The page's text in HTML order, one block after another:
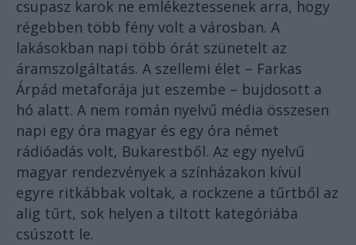
csupasz karok ne emlékeztessenek arra, hogy
régebben több fény volt a városban. A
lakásokban napi több órát szünetelt az
áramszolgáltatás. A szellemi élet – Farkas
Árpád metaforája jut eszembe – bujdosott a
hó alatt. A nem román nyelvű média összesen
napi egy óra magyar és egy óra német
rádióadás volt, Bukarestből. Az egy nyelvű
magyar rendezvények a színházakon kívül
egyre ritkábbak voltak, a rockzene a tűrtből az
alig tűrt, sok helyen a tiltott kategóriába
csúszott le.